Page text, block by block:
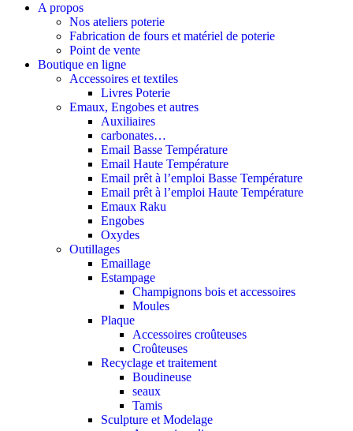
A propos
Nos ateliers poterie
Fabrication de fours et matériel de poterie
Point de vente
Boutique en ligne
Accessoires et textiles
Livres Poterie
Emaux, Engobes et autres
Auxiliaires
carbonates…
Email Basse Température
Email Haute Température
Email prêt à l’emploi Basse Température
Email prêt à l’emploi Haute Température
Emaux Raku
Engobes
Oxydes
Outillages
Emaillage
Estampage
Champignons bois et accessoires
Moules
Plaque
Accessoires croûteuses
Croûteuses
Recyclage et traitement
Boudineuse
seaux
Tamis
Sculpture et Modelage